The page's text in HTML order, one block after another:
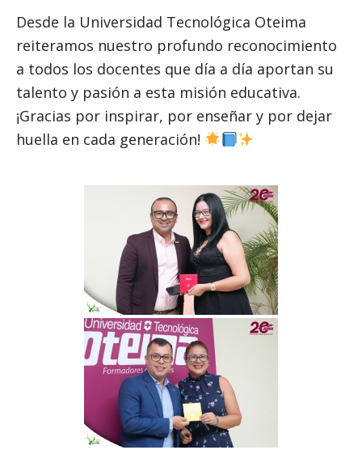
Desde la Universidad Tecnológica Oteima
reiteramos nuestro profundo reconocimiento
a todos los docentes que día a día aportan su
talento y pasión a esta misión educativa.
¡Gracias por inspirar, por enseñar y por dejar
huella en cada generación!